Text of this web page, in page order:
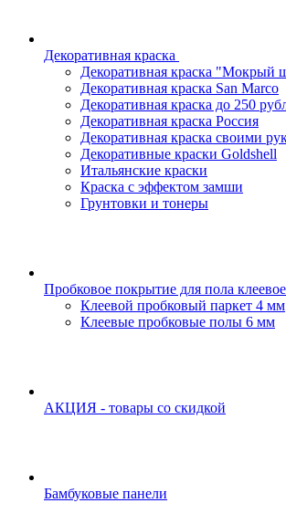
Декоративная краска
Декоративная краска "Мокрый
Декоративная краска San Marco
Декоративная краска до 250
Декоративная краска Россия
Декоративная краска своими
Декоративные краски Goldshell
Итальянские краски
Краска с эффектом замши
Грунтовки и тонеры
Пробковое покрытие для пола клеевое
Клеевой пробковый паркет 4 мм
Клеевые пробковые полы 6 мм
АКЦИЯ - товары со скидкой
Бамбуковые панели